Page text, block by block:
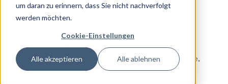
um daran zu erinnern, dass Sie nicht nachverfolgt
werden möchten.
Cookie-Einstellungen
Alle akzeptieren Alle ablehnen
Offenherzige Produktion.
übertrifft.
In Italien entwickelte und gefertigte Produkte.
Bereit für den weltweiten Markt.